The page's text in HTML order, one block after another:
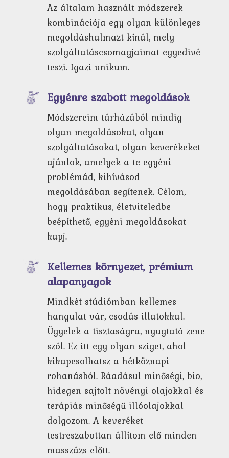
Az általam használt módszerek
kombinációja egy olyan különleges
megoldáshalmazt kínál, mely
szolgáltatáscsomagjaimat egyedivé
teszi. Igazi unikum.
Egyénre szabott megoldások
Módszereim tárházából mindig
olyan megoldásokat, olyan
szolgáltatásokat, olyan keverékeket
ajánlok, amelyek a te egyéni
problémád, kihívásod
megoldásában segítenek. Célom,
hogy praktikus, életviteledbe
beépíthető, egyéni megoldásokat
kapj.
Kellemes környezet, prémium
alapanyagok
Mindkét stúdiómban kellemes
hangulat vár, csodás illatokkal.
Ügyelek a tisztaságra, nyugtató zene
szól. Ez itt egy olyan sziget, ahol
kikapcsolhatsz a hétköznapi
rohanásból. Ráadásul minőségi, bio,
hidegen sajtolt növényi olajokkal és
terápiás minőségű illóolajokkal
dolgozom. A keveréket
testreszabottan állítom elő minden
masszázs előtt.